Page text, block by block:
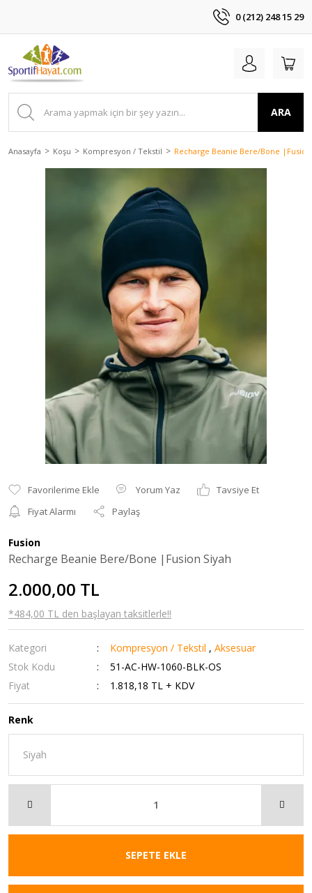
0 (212) 248 15 29
ARA
Anasayfa Koşu Kompresyon / Tekstil Recharge Beanie Bere/Bone |Fusion
Yorum Yaz
Tavsiye Et
Fiyat Alarmı
Paylaş
Fusion
Recharge Beanie Bere/Bone |Fusion Siyah
2.000,00 TL
*484,00 TL den başlayan taksitlerle!!
Kategori Kompresyon / Tekstil ,Aksesuar
Stok Kodu
51-AC-HW-1060-BLK-OS
Fiyat
1.818,18 TL + KDV
Renk
SEPETE EKLE